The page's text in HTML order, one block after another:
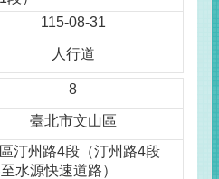
115-08-31
人行道
8
臺北市文山區
汀州路4段（汀州路4段
水源快速道路）